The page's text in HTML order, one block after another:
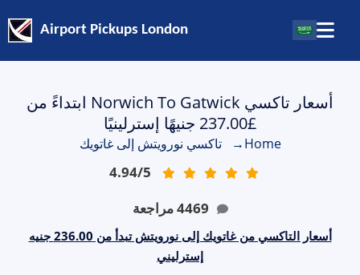
Airport Pickups London
أسعار تاكسي Norwich To Gatwick ابتداءً من
£237.00 جنيهًا إسترلينيًا
Home
→ تاكسي نورويتش إلى غاتويك
4.94/5
4469مراجعة
أسعار التاكسي من غاتويك إلى نورويتش تبدأ من 236.00 جنيه
إسترليني